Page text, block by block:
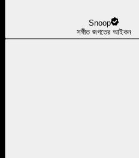
Snoop
সঙ্গীত জগতের আইকন